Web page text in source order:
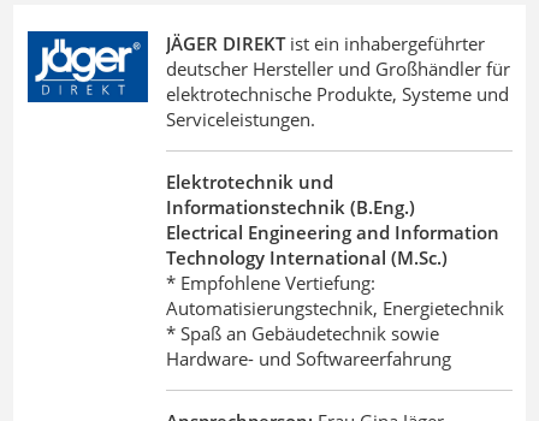
JÄGER DIREKT ist ein inhabergeführter
deutscher Hersteller und Großhändler für
elektrotechnische Produkte, Systeme und
Serviceleistungen.
Elektrotechnik und
Informationstechnik (B.Eng.)
Electrical Engineering and Information
Technology International (M.Sc.)
* Empfohlene Vertiefung:
Automatisierungstechnik, Energietechnik
* Spaß an Gebäudetechnik sowie
Hardware- und Softwareerfahrung